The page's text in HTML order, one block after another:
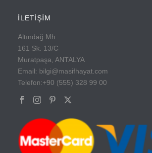
İLETİŞİM
Altındağ Mh.
161 Sk. 13/C
Muratpaşa, ANTALYA
Email: bilgi@masifhayat.com
Telefon:+90 (555) 328 99 00